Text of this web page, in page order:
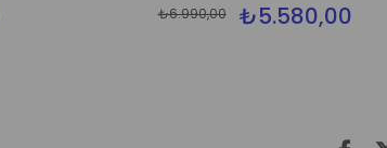
₺5.580,00
₺6.990,00